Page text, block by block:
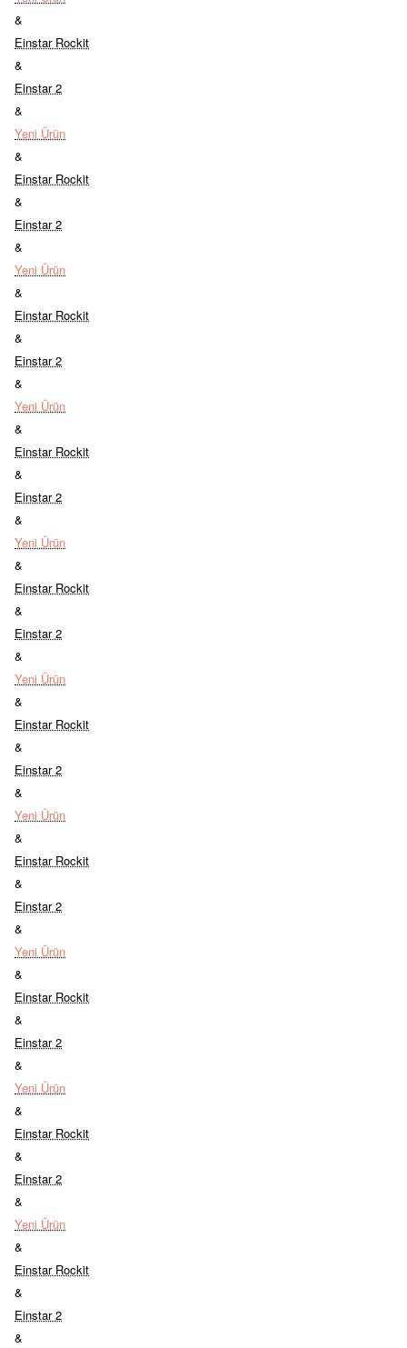
&
Einstar Rockit
&
Einstar 2
&
Yeni Ürün
&
Einstar Rockit
&
Einstar 2
&
Yeni Ürün
&
Einstar Rockit
&
Einstar 2
&
Yeni Ürün
&
Einstar Rockit
&
Einstar 2
&
Yeni Ürün
&
Einstar Rockit
&
Einstar 2
&
Yeni Ürün
&
Einstar Rockit
&
Einstar 2
&
Yeni Ürün
&
Einstar Rockit
&
Einstar 2
&
Yeni Ürün
&
Einstar Rockit
&
Einstar 2
&
Yeni Ürün
&
Einstar Rockit
&
Einstar 2
&
Yeni Ürün
&
Einstar Rockit
&
Einstar 2
&